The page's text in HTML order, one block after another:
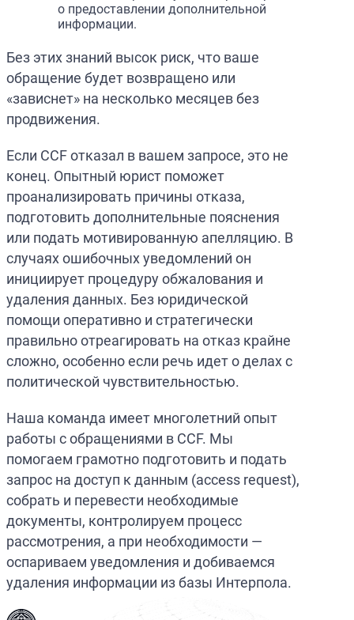
о предоставлении дополнительной
информации.
Без этих знаний высок риск, что ваше
обращение будет возвращено или
«зависнет» на несколько месяцев без
продвижения.
Если CCF отказал в вашем запросе, это не
конец. Опытный юрист поможет
проанализировать причины отказа,
подготовить дополнительные пояснения
или подать мотивированную апелляцию. В
случаях ошибочных уведомлений он
инициирует процедуру обжалования и
удаления данных. Без юридической
помощи оперативно и стратегически
правильно отреагировать на отказ крайне
сложно, особенно если речь идет о делах с
политической чувствительностью.
Наша команда имеет многолетний опыт
работы с обращениями в CCF. Мы
помогаем грамотно подготовить и подать
запрос на доступ к данным (access request),
собрать и перевести необходимые
документы, контролируем процесс
рассмотрения, а при необходимости —
оспариваем уведомления и добиваемся
удаления информации из базы Интерпола.